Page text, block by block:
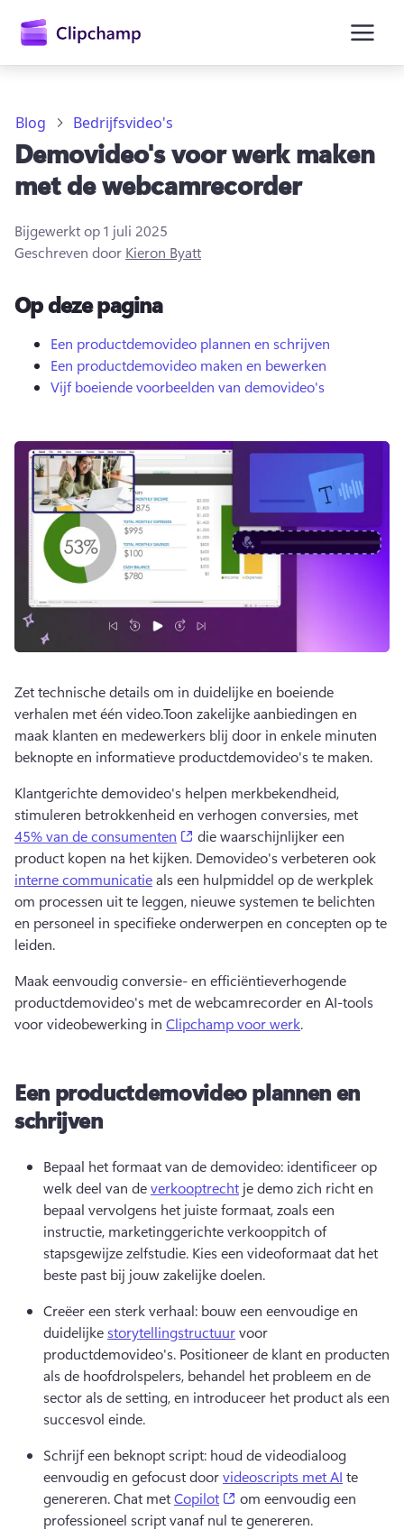
Aanmelden
Gratis uitproberen
Blog Bedrijfsvideo's
Demovideo's voor werk maken
met de webcamrecorder
Bijgewerkt op1 juli 2025
Geschreven door Kieron Byatt
Op deze pagina
Een productdemovideo plannen en schrijven
Een productdemovideo maken en bewerken
Vijf boeiende voorbeelden van demovideo's
Zet technische details om in duidelijke en boeiende
verhalen met één video.Toon zakelijke aanbiedingen en
maak klanten en medewerkers blij door in enkele minuten
beknopte en informatieve productdemovideo's te maken.
Klantgerichte demovideo's helpen merkbekendheid,
stimuleren betrokkenheid en verhogen conversies, met
45% van de consumenten
(opens in a new tab)
die waarschijnlijker een
product kopen na het kijken. Demovideo's verbeteren ook
interne communicatie als een hulpmiddel op de werkplek
om processen uit te leggen, nieuwe systemen te belichten
en personeel in specifieke onderwerpen en concepten op te
leiden.
Maak eenvoudig conversie- en efficiëntieverhogende
productdemovideo's met de webcamrecorder en AI-tools
voor videobewerking in Clipchamp voor werk.
Een productdemovideo plannen en
schrijven
Bepaal het formaat van de demovideo: identificeer op
welk deel van de verkooptrecht je demo zich richt en
bepaal vervolgens het juiste formaat, zoals een
instructie, marketinggerichte verkooppitch of
stapsgewijze zelfstudie. Kies een videoformaat dat het
beste past bij jouw zakelijke doelen.
Creëer een sterk verhaal: bouw een eenvoudige en
duidelijke storytellingstructuur voor
productdemovideo's. Positioneer de klant en producten
als de hoofdrolspelers, behandel het probleem en de
sector als de setting, en introduceer het product als een
succesvol einde.
Schrijf een beknopt script: houd de videodialoog
eenvoudig en gefocust door videoscripts met AI te
genereren. Chat met Copilot (opens in a new tab)
om eenvoudig een
professioneel script vanaf nul te genereren.